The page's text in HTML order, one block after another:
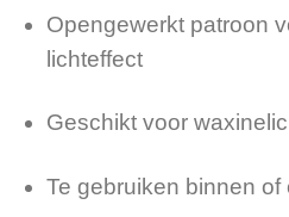
Opengewerkt patroon
lichteffect
Geschikt voor
Te gebruiken binnen of